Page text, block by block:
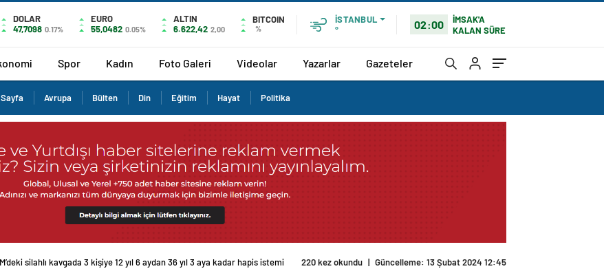
DOLAR
47,7098 0.17%
EURO
55,0482 0.05%
ALTIN
6.622,42 2,00
BITCOIN
%
İSTANBUL
°
02:00
İMSAK'A
KALAN SÜRE
Spor Kadın Foto Galeri Videolar Yazarlar Gazeteler
Avrupa Bülten Din Eğitim Hayat Politika
silahlı kavgada 3 kişiye 12 yıl 6 aydan 36 yıl 3 aya kadar hapis istemi 220 kez okundu | Güncelleme: 13 Şubat 2024 12:45